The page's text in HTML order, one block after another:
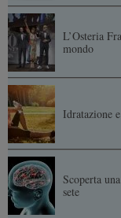
L’Osteria
mondo
Idratazione
Scoperta
sete